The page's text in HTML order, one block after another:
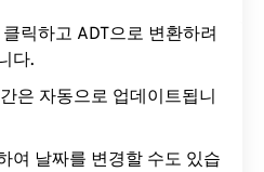
릭하고 ADT으로 변환하려
다.
은 자동으로 업데이트됩니
여 날짜를 변경할 수도 있습